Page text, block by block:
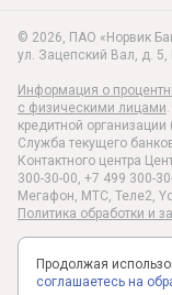
© 2026, ПАО «Норвик
ул. Зацепский Вал, д. 5,
Информация о
с физическими лицами
кредитной
Служба текущего
Контактного центра
300-30-00, +7 499 300-
Мегафон, МТС, Теле2,
Политика обработки и
Раскрытие
№6496-У
Продолжая
соглашаетесь на